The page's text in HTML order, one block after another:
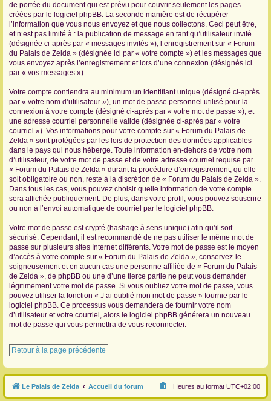
de portée du document qui est prévu pour couvrir seulement les pages
créées par le logiciel phpBB. La seconde manière est de récupérer
l’information que vous nous envoyez et que nous collectons. Ceci peut être,
et n’est pas limité à : la publication de message en tant qu’utilisateur invité
(désignée ci-après par « messages invités »), l’enregistrement sur « Forum
du Palais de Zelda » (désignée ici par « votre compte ») et les messages que
vous envoyez après l’enregistrement et lors d’une connexion (désignés ici
par « vos messages »).
Votre compte contiendra au minimum un identifiant unique (désigné ci-après
par « votre nom d’utilisateur »), un mot de passe personnel utilisé pour la
connexion à votre compte (désigné ci-après par « votre mot de passe »), et
une adresse courriel personnelle valide (désignée ci-après par « votre
courriel »). Vos informations pour votre compte sur « Forum du Palais de
Zelda » sont protégées par les lois de protection des données applicables
dans le pays qui nous héberge. Toute information en-dehors de votre nom
d’utilisateur, de votre mot de passe et de votre adresse courriel requise par
« Forum du Palais de Zelda » durant la procédure d’enregistrement, qu’elle
soit obligatoire ou non, reste à la discrétion de « Forum du Palais de Zelda ».
Dans tous les cas, vous pouvez choisir quelle information de votre compte
sera affichée publiquement. De plus, dans votre profil, vous pouvez souscrire
ou non à l’envoi automatique de courriel par le logiciel phpBB.
Votre mot de passe est crypté (hashage à sens unique) afin qu’il soit
sécurisé. Cependant, il est recommandé de ne pas utiliser le même mot de
passe sur plusieurs sites Internet différents. Votre mot de passe est le moyen
d’accès à votre compte sur « Forum du Palais de Zelda », conservez-le
soigneusement et en aucun cas une personne affiliée de « Forum du Palais
de Zelda », de phpBB ou une d’une tierce partie ne peut vous demander
légitimement votre mot de passe. Si vous oubliez votre mot de passe, vous
pouvez utiliser la fonction « J’ai oublié mon mot de passe » fournie par le
logiciel phpBB. Ce processus vous demandera de fournir votre nom
d’utilisateur et votre courriel, alors le logiciel phpBB générera un nouveau
mot de passe qui vous permettra de vous reconnecter.
Retour à la page précédente
Le Palais de Zelda Accueil du forum Heures au format UTC+02:00